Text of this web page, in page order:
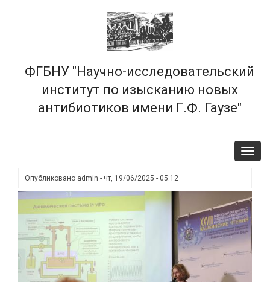
ФГБНУ "Научно-исследовательский
институт по изысканию новых
антибиотиков имени Г.Ф. Гаузе"
Опубликовано admin - чт, 19/06/2025 - 05:12
×